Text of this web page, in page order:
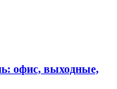
офис, выходные,